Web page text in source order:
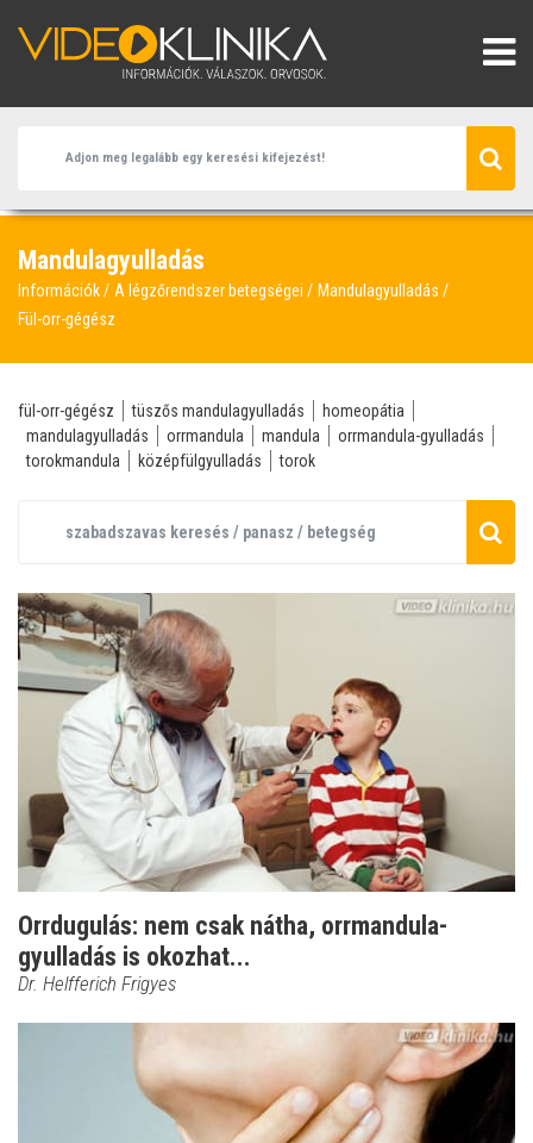
Mandulagyulladás
Információk A légzőrendszer betegségei
Mandulagyulladás
Fül-orr-gégész
fül-orr-gégész tüszős mandulagyulladás
homeopátia
mandulagyulladás
orrmandula mandula
orrmandula-gyulladás
torokmandula
középfülgyulladás torok
Orrdugulás: nem csak nátha, orrmandula-
gyulladás is okozhat...
Dr. Helfferich Frigyes